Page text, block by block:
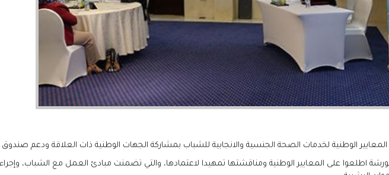
الوطنية لخدمات الصحة الجنسية والانجابية للشباب بمشاركة الجهات الوطنية ذات العلاقة ودعم صندوق
اطلعوا على المعايير الوطنية ومناقشتها تمهيدا لاعتمادها، والتي تضمنت مبادئ العمل مع الشباب،